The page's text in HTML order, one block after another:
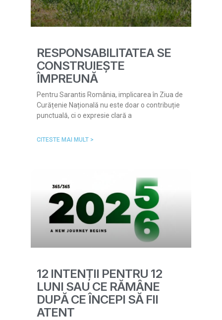
RESPONSABILITATEA SE
CONSTRUIEȘTE
ÎMPREUNĂ
Pentru Sarantis România, implicarea în Ziua de
Curățenie Națională nu este doar o contribuție
punctuală, ci o expresie clară a
CITESTE MAI MULT >
12 INTENȚII PENTRU 12
LUNI SAU CE RĂMÂNE
DUPĂ CE ÎNCEPI SĂ FII
ATENT